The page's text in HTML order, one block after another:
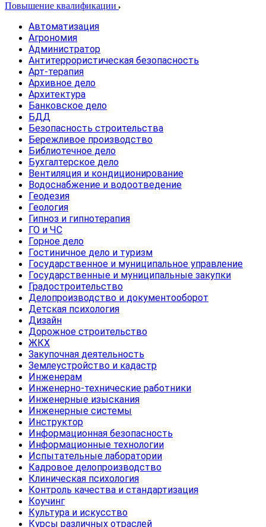
Повышение квалификации
Автоматизация
Агрономия
Администратор
Антитеррористическая безопасность
Арт-терапия
Архивное дело
Архитектура
Банковское дело
БДД
Безопасность строительства
Бережливое производство
Библиотечное дело
Бухгалтерское дело
Вентиляция и кондиционирование
Водоснабжение и водоотведение
Геодезия
Геология
Гипноз и гипнотерапия
ГО и ЧС
Горное дело
Гостиничное дело и туризм
Государственное и муниципальное управление
Государственные и муниципальные закупки
Градостроительство
Делопроизводство и документооборот
Детская психология
Дизайн
Дорожное строительство
ЖКХ
Закупочная деятельность
Землеустройство и кадастр
Инженерам
Инженерно-технические работники
Инженерные изыскания
Инженерные системы
Инструктор
Информационная безопасность
Информационные технологии
Испытательные лаборатории
Кадровое делопроизводство
Клиническая психология
Контроль качества и стандартизация
Коучинг
Культура и искусство
Курсы различных отраслей